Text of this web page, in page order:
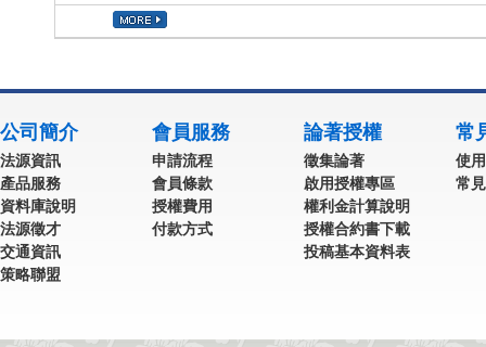
公司簡介
法源資訊
產品服務
資料庫說明
法源徵才
交通資訊
策略聯盟
會員服務
申請流程
會員條款
授權費用
付款方式
論著授權
徵集論著
啟用授權專區
權利金計算說明
授權合約書下載
投稿基本資料表
常
使
常